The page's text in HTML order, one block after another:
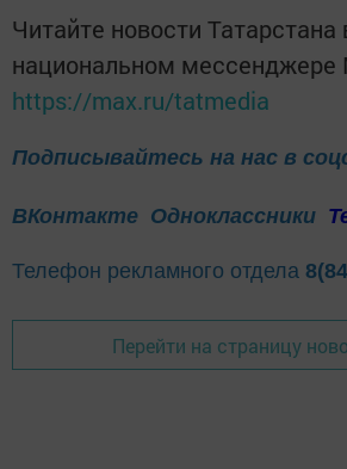
Читайте новости Татарстана
национальном мессенджере
https://max.ru/tatmedia
Подписывайтесь на нас в
ВКонтакте Одноклассники
Телефон рекламного отдела
Перейти на страницу